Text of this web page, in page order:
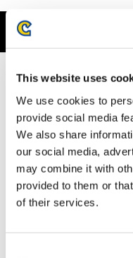
This website uses
We use cookies to
provide social media
We also share
our social media,
may combine it with
provided to them or
of their services.
amiibo レオン・S・ケネデ
エム】（バイオハザードシ